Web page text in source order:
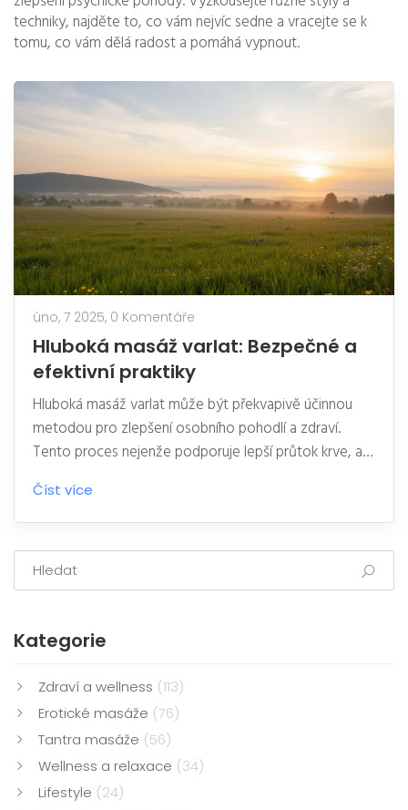
techniky, najděte to, co vám nejvíc sedne a vracejte se k
tomu, co vám dělá radost a pomáhá vypnout.
úno, 7 2025, 0 Komentáře
Hluboká masáž varlat: Bezpečné a
efektivní praktiky
Hluboká masáž varlat může být překvapivě účinnou
metodou pro zlepšení osobního pohodlí a zdraví.
Tento proces nejenže podporuje lepší průtok krve, ale
může také snížit stres a napětí. Diskrétní techniky
poskytují nejen fyzický, ale i psychický přínos. Je
důležité znát správné praktiky, aby byla masáž
bezpečná a efektivní. V článku se podíváme na
užitečné tipy a rady, jak na to.
Číst více
Kategorie
Zdraví a wellness (113)
Erotické masáže (76)
Tantra masáže (56)
Wellness a relaxace (34)
Lifestyle (24)